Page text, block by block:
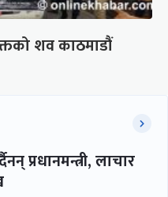
शव काठमाडौं
प्रधानमन्त्री, लाचार